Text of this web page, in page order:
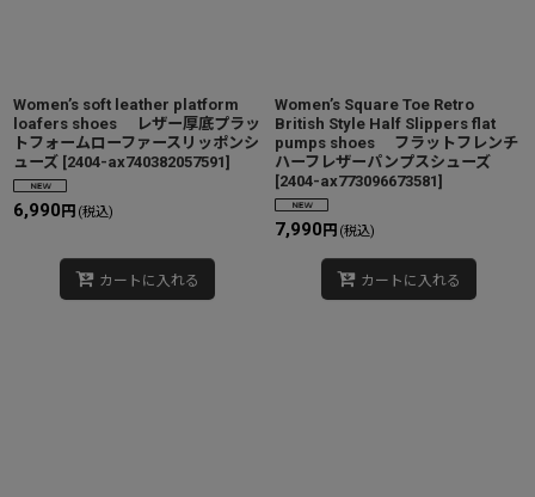
Women’s soft leather platform
loafers shoes レザー厚底プラッ
トフォームローファースリッポンシ
ューズ [2404-ax740382057591]
6,990 円 (税込)
カートに入れる
Women’s Square Toe Retro
British Style Half Slippers flat
pumps shoes フラットフレンチ
ハーフレザーパンプスシューズ
[2404-ax773096673581]
7,990 円 (税込)
カートに入れる